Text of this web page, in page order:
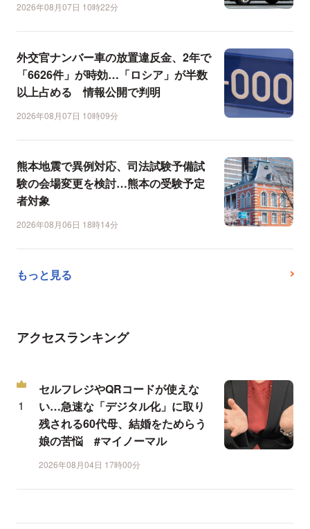
2026年08月07日 10時22分
外交官ナンバー車の放置違反金、2年で
「6626件」が時効…「ロシア」が半数
以上占める 情報公開で判明
2026年08月07日 10時09分
熊本地震で異例対応、司法試験予備試
験の会場変更を検討…熊本の受験予定
者対象
2026年08月06日 18時14分
もっと見る
アクセスランキング
セルフレジやQRコードが使えな
い…急速な「デジタル化」に取り
残される60代母、結婚をためらう
娘の苦悩 #マイノーマル
2026年08月04日 17時00分